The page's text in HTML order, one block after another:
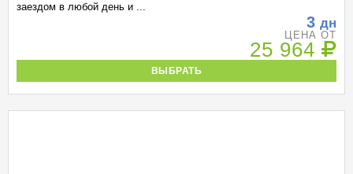
заездом в любой день и ...
3 дн
ЦЕНА ОТ
25 964
ВЫБРАТЬ